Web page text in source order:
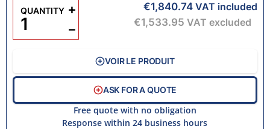
€1,840.74 VAT included
€1,533.95 VAT excluded
QUANTITY
−
+
VOIR LE PRODUIT
ASK FOR A QUOTE
Free quote with no obligation
Response within 24 business hours